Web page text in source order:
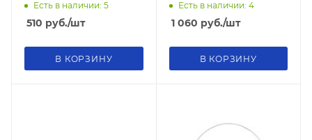
плесени
Есть в наличии: 5
510 руб./шт
В КОРЗИНУ
Есть в наличии: 4
1 060 руб./шт
В КОРЗИНУ